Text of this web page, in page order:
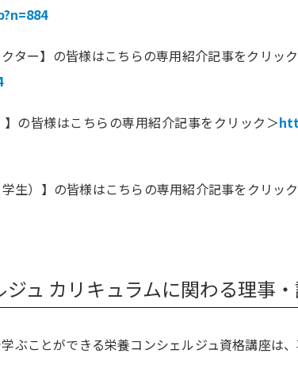
クター】の皆様はこちらの専用紹介記事をクリッ
】の皆様はこちらの専用紹介記事をクリック＞
学生）】の皆様はこちらの専用紹介記事をクリッ
ュ カリキュラムに関わる理事
ぶことができる栄養コンシェルジュ資格講座は